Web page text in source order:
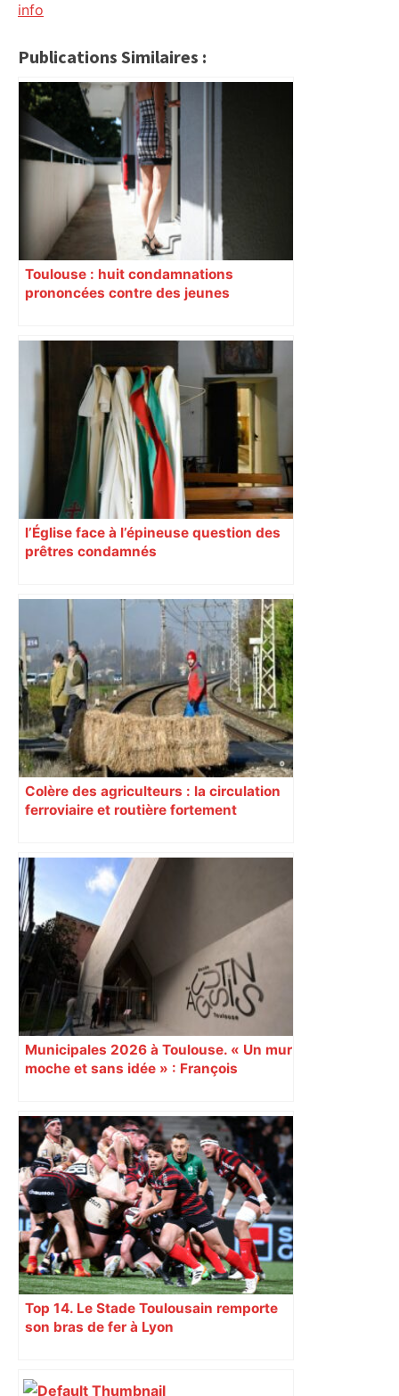
info
Publications Similaires :
Toulouse : huit condamnations
prononcées contre des jeunes
l’Église face à l’épineuse question des
prêtres condamnés
Colère des agriculteurs : la circulation
ferroviaire et routière fortement
Municipales 2026 à Toulouse. « Un mur
moche et sans idée » : François
Augustins
Top 14. Le Stade Toulousain remporte
son bras de fer à Lyon